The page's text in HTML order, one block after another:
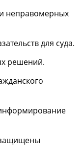
неправомерных
для суда.
решений.